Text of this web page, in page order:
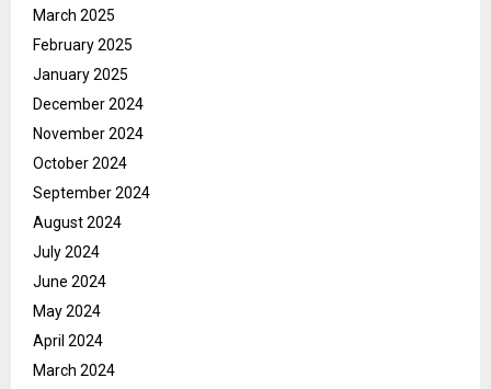
March 2025
February 2025
January 2025
December 2024
November 2024
October 2024
September 2024
August 2024
July 2024
June 2024
May 2024
April 2024
March 2024